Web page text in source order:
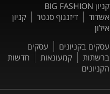
קניון BIG FASHION
אשדוד
דיזנגוף סנטר
קניון
אילון
עסקים בקניונים
עסקים
ברשתות
קמעונאות
חדשות
הקניונים